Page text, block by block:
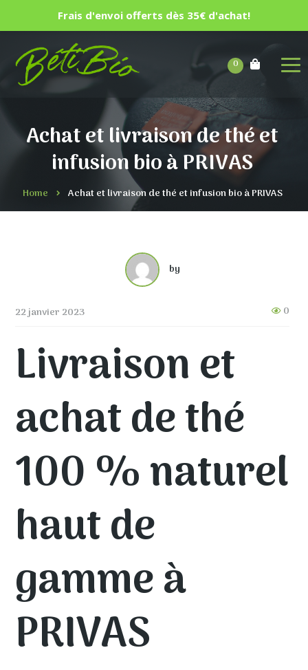
0
Achat et livraison de thé et
infusion bio à PRIVAS
Home Achat et livraison de thé et infusion bio à PRIVAS
by
22 janvier 2023 0
Livraison et
achat de thé
100 % naturel
haut de
gamme à
PRIVAS
Frais d'envoi offerts dès 35€ d'achat!